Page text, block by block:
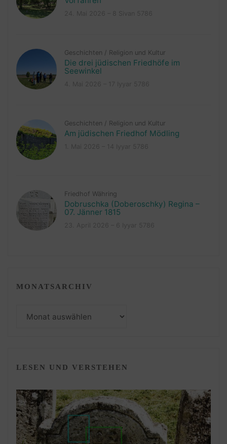
Geschichten / Religion und Kultur
Die drei jüdischen Friedhöfe im
Seewinkel
Geschichten / Religion und Kultur
Am jüdischen Friedhof Mödling
Friedhof Währing
Dobruschka (Doberoschky) Regina –
07. Jänner 1815
MONATSARCHIV
LESEN UND VERSTEHEN